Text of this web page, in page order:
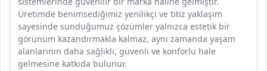
Üretimde benimsediğimiz yenilikçi ve titiz yaklaşım
sayesinde sunduğumuz çözümler yalnızca estetik bir
görünüm kazandırmakla kalmaz, aynı zamanda yaşam
alanlarının daha sağlıklı, güvenli ve konforlu hale
gelmesine katkıda bulunur.